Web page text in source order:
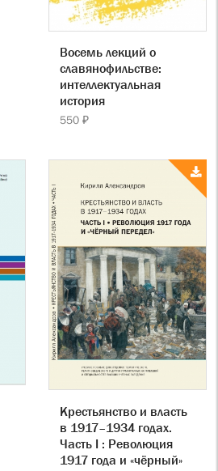
Восемь лекций о
славянофильстве:
интеллектуальная
история
550 ₽
Крестьянство и власть
в 1917–1934 годах.
Часть I : Революция
1917 года и «чёрный»